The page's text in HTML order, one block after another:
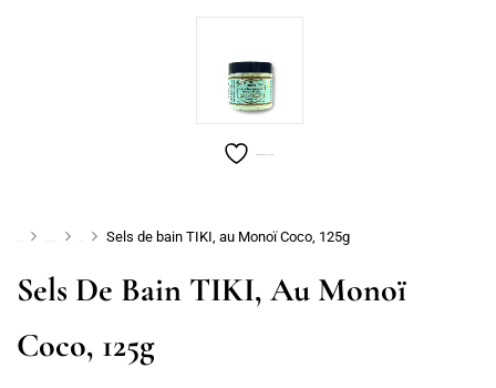
Sels de bain TIKI, au Monoï Coco, 125g
Sels De Bain TIKI, Au Monoï
Coco, 125g